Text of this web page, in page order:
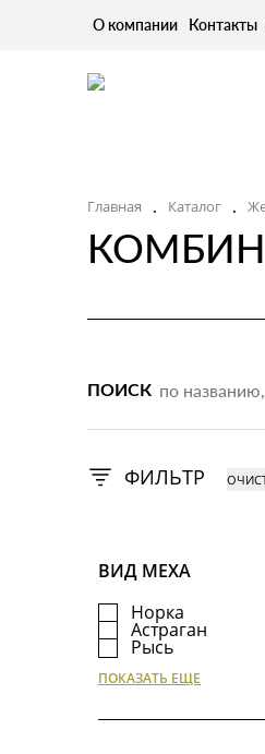
О компании Контакты
Главная . Каталог .
ПОИСК
ФИЛЬТР
ВИД МЕХА
Норка
Астраган
Рысь
Лиса черно-
ПОКАЗАТЬ ЕЩЕ